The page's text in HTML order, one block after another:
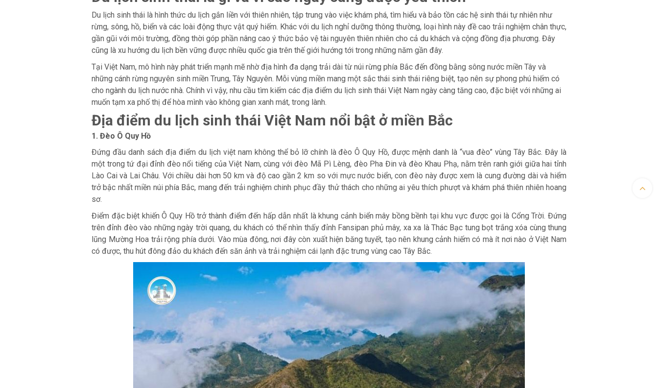
Du lịch sinh thái là hình thức du lịch gắn liền với thiên nhiên, tập trung vào việc khám phá, tìm hiểu và bảo tồn các hệ sinh thái tự nhiên như
rừng, sông, hồ, biển và các loài động thực vật quý hiếm. Khác với du lịch nghỉ dưỡng thông thường, loại hình này đề cao trải nghiệm chân thực,
gần gũi với môi trường, đồng thời góp phần nâng cao ý thức bảo vệ tài nguyên thiên nhiên cho cả du khách và cộng đồng địa phương. Đây
cũng là xu hướng du lịch bền vững được nhiều quốc gia trên thế giới hướng tới trong những năm gần đây.
Tại Việt Nam, mô hình này phát triển mạnh mẽ nhờ địa hình đa dạng trải dài từ núi rừng phía Bắc đến đồng bằng sông nước miền Tây và
những cánh rừng nguyên sinh miền Trung, Tây Nguyên. Mỗi vùng miền mang một sắc thái sinh thái riêng biệt, tạo nên sự phong phú hiếm có
cho ngành du lịch nước nhà. Chính vì vậy, nhu cầu tìm kiếm các địa điểm du lịch sinh thái Việt Nam ngày càng tăng cao, đặc biệt với những ai
muốn tạm xa phố thị để hòa mình vào không gian xanh mát, trong lành.
Địa điểm du lịch sinh thái Việt Nam nổi bật ở miền Bắc
1. Đèo Ô Quy Hồ
Đứng đầu danh sách địa điểm du lịch việt nam không thể bỏ lỡ chính là đèo Ô Quy Hồ, được mệnh danh là “vua đèo” vùng Tây Bắc. Đây là
một trong tứ đại đỉnh đèo nổi tiếng của Việt Nam, cùng với đèo Mã Pì Lèng, đèo Pha Đin và đèo Khau Phạ, nằm trên ranh giới giữa hai tỉnh
Lào Cai và Lai Châu. Với chiều dài hơn 50 km và độ cao gần 2 km so với mực nước biển, con đèo này được xem là cung đường dài và hiểm
trở bậc nhất miền núi phía Bắc, mang đến trải nghiệm chinh phục đầy thử thách cho những ai yêu thích phượt và khám phá thiên nhiên hoang
sơ.
Điểm đặc biệt khiến Ô Quy Hồ trở thành điểm đến hấp dẫn nhất là khung cảnh biển mây bồng bềnh tại khu vực được gọi là Cổng Trời. Đứng
trên đỉnh đèo vào những ngày trời quang, du khách có thể nhìn thấy đỉnh Fansipan phủ mây, xa xa là Thác Bạc tung bọt trắng xóa cùng thung
lũng Mường Hoa trải rộng phía dưới. Vào mùa đông, nơi đây còn xuất hiện băng tuyết, tạo nên khung cảnh hiếm có mà ít nơi nào ở Việt Nam
có được, thu hút đông đảo du khách đến săn ảnh và trải nghiệm cái lạnh đặc trưng vùng cao Tây Bắc.